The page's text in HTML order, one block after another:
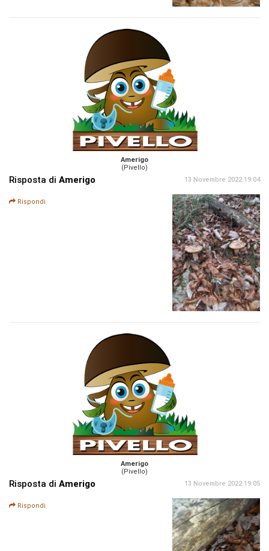
Amerigo
(Pivello)
Risposta di Amerigo 13 Novembre 2022 19:04
Rispondi
Amerigo
(Pivello)
Risposta di Amerigo 13 Novembre 2022 19:05
Rispondi